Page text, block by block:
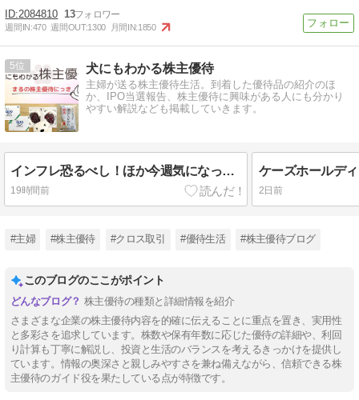
2084810 13
週間IN:470 週間OUT:1300 月間IN:1850
5 犬にもわかる株主優待
主婦が送る株主優待生活。到着した優待品の紹介のほ
か、IPO当選報告、株主優待に興味がある人にも分かり
やすい解説なども掲載していきます。
インフレ恐るべし！ほか今週気になった優待系IR情報などまとめ
19時間前 2日前
#主婦 #株主優待 #クロス取引 #優待生活 #株主優待ブログ
このブログのここがポイント
株主優待の種類と詳細情報を紹介
さまざまな企業の株主優待内容を的確に伝えることに重点を置き、実用性
と多彩さを追求しています。株数や保有年数に応じた優待の詳細や、利回
り計算も丁寧に解説し、投資と生活のバランスを考えるきっかけを提供し
ています。情報の奥深さと親しみやすさを兼ね備えながら、信頼できる株
主優待のガイド役を果たしている点が特徴です。